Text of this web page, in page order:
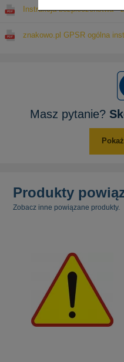
Instrukcja bezpieczeństwa -
znakowo.pl GPSR ogólna
Masz pytanie?
Produkty
Zobacz inne powiązane produkty.